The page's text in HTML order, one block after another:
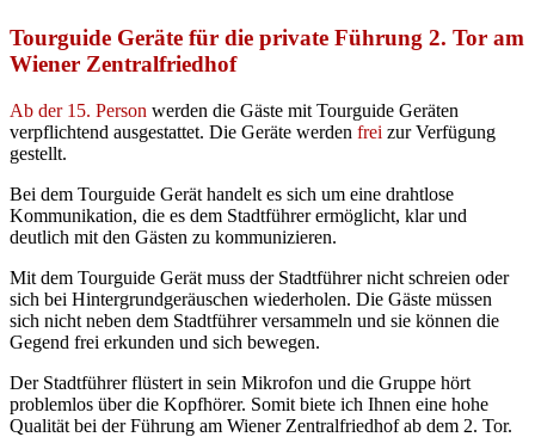
Tourguide Geräte für die private Führung 2. Tor am
Wiener Zentralfriedhof
Ab der 15. Person werden die Gäste mit Tourguide Geräten
verpflichtend ausgestattet. Die Geräte werden frei zur Verfügung
gestellt.
Bei dem Tourguide Gerät handelt es sich um eine drahtlose
Kommunikation, die es dem Stadtführer ermöglicht, klar und
deutlich mit den Gästen zu kommunizieren.
Mit dem Tourguide Gerät muss der Stadtführer nicht schreien oder
sich bei Hintergrundgeräuschen wiederholen. Die Gäste müssen
sich nicht neben dem Stadtführer versammeln und sie können die
Gegend frei erkunden und sich bewegen.
Der Stadtführer flüstert in sein Mikrofon und die Gruppe hört
problemlos über die Kopfhörer. Somit biete ich Ihnen eine hohe
Qualität bei der Führung am Wiener Zentralfriedhof ab dem 2. Tor.